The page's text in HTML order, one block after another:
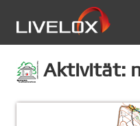
Aktivität: